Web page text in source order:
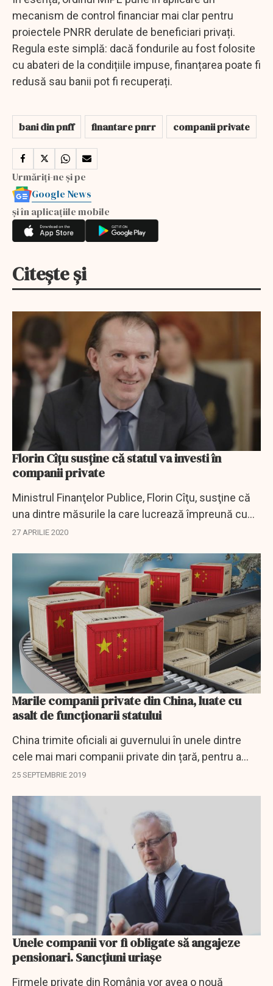
mecanism de control financiar mai clar pentru
proiectele PNRR derulate de beneficiari privați.
Regula este simplă: dacă fondurile au fost folosite
cu abateri de la condițiile impuse, finanțarea poate fi
redusă sau banii pot fi recuperați.
bani din pnff finantare pnrr companii private
Urmăriți-ne și pe
Google News
și în aplicațiile mobile
Citește și
Florin Cîțu susține că statul va investi în
companii private
Ministrul Finanţelor Publice, Florin Cîţu, susţine că
una dintre măsurile la care lucrează împreună cu
instituţiile financiare internaţionale vizează
27 APRILIE 2020
Marile companii private din China, luate cu
asalt de funcționarii statului
China trimite oficiali ai guvernului în unele dintre
cele mai mari companii private din țară, pentru a
consolida producția de înaltă tehnologie,
25 SEPTEMBRIE 2019
Unele companii vor fi obligate să angajeze
pensionari. Sancţiuni uriaşe
Firmele private din România vor avea o nouă